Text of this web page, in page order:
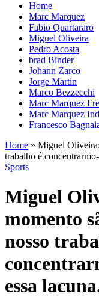
Home
Marc Marquez
Fabio Quartararo
Miguel Oliveira
Pedro Acosta
brad Binder
Johann Zarco
Jorge Martin
Marco Bezzecchi
Marc Marquez
Marc Marquez
Francesco
Home » Miguel
trabalho é
Sports
Miguel
momento
nosso
essa